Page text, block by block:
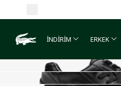
İNDİRİM ERKEK